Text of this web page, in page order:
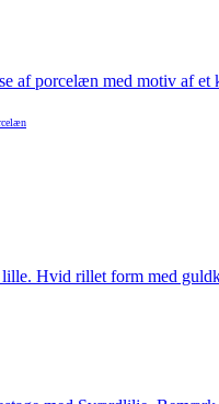
af porcelæn med motiv af et
Hvid rillet form med